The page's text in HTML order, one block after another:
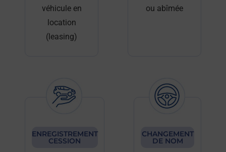
véhicule en
location
(leasing)
ou abîmée
ENREGISTREMENT
CESSION
CHANGEMENT
DE NOM